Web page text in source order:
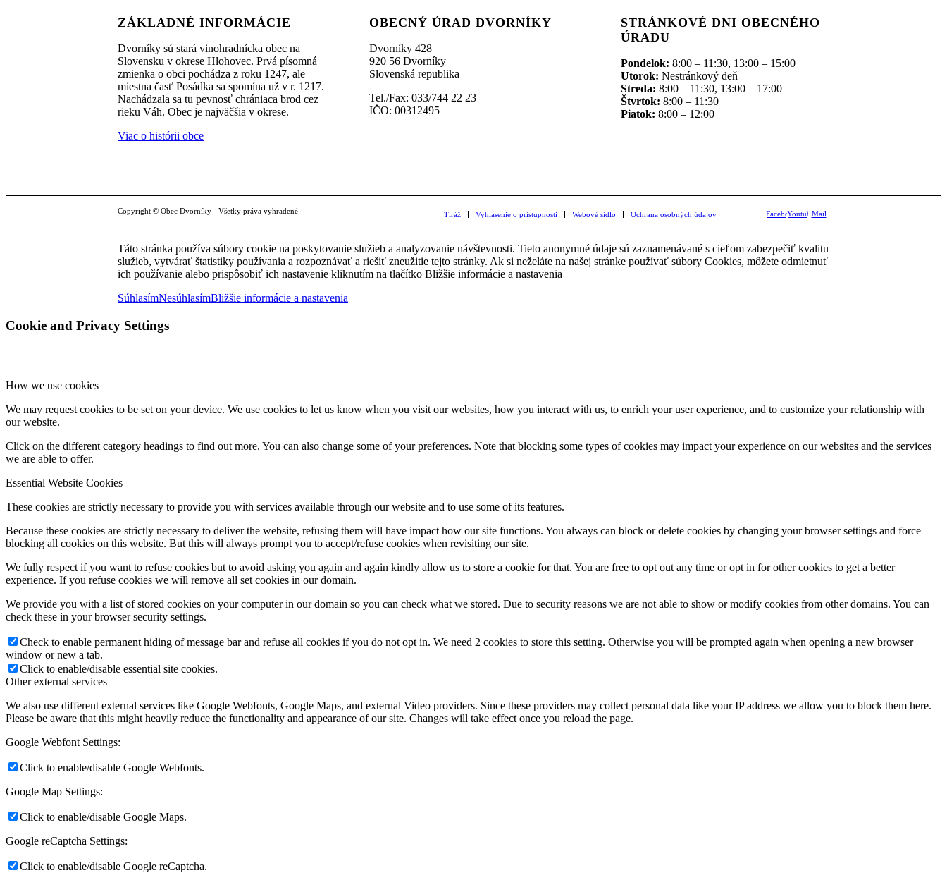
ZÁKLADNÉ INFORMÁCIE
Dvorníky sú stará vinohradnícka obec na
Slovensku v okrese Hlohovec. Prvá písomná
zmienka o obci pochádza z roku 1247, ale
miestna časť Posádka sa spomína už v r. 1217.
Nachádzala sa tu pevnosť chrániaca brod cez
rieku Váh. Obec je najväčšia v okrese.
Viac o histórii obce
OBECNÝ ÚRAD DVORNÍKY
Dvorníky 428
920 56 Dvorníky
Slovenská republika
Tel./Fax: 033/744 22 23
IČO: 00312495
STRÁNKOVÉ DNI OBECNÉHO
ÚRADU
Pondelok: 8:00 – 11:30, 13:00 – 15:00
Utorok: Nestránkový deň
Streda: 8:00 – 11:30, 13:00 – 17:00
Štvrtok: 8:00 – 11:30
Piatok: 8:00 – 12:00
Copyright © Obec Dvorníky - Všetky práva vyhradené FacebookYoutubeMail
Tiráž Vyhlásenie o prístupnosti Webové sídlo Ochrana osobných údajov
Táto stránka používa súbory cookie na poskytovanie služieb a analyzovanie návštevnosti. Tieto anonymné údaje sú zaznamenávané s cieľom zabezpečiť kvalitu
služieb, vytvárať štatistiky používania a rozpoznávať a riešiť zneužitie tejto stránky. Ak si neželáte na našej stránke používať súbory Cookies, môžete odmietnuť
ich používanie alebo prispôsobiť ich nastavenie kliknutím na tlačítko Bližšie informácie a nastavenia
SúhlasímNesúhlasímBližšie informácie a nastavenia
Cookie and Privacy Settings
How we use cookies
We may request cookies to be set on your device. We use cookies to let us know when you visit our websites, how you interact with us, to enrich your user experience, and to customize your relationship with
our website.
Click on the different category headings to find out more. You can also change some of your preferences. Note that blocking some types of cookies may impact your experience on our websites and the services
we are able to offer.
Essential Website Cookies
These cookies are strictly necessary to provide you with services available through our website and to use some of its features.
Because these cookies are strictly necessary to deliver the website, refusing them will have impact how our site functions. You always can block or delete cookies by changing your browser settings and force
blocking all cookies on this website. But this will always prompt you to accept/refuse cookies when revisiting our site.
We fully respect if you want to refuse cookies but to avoid asking you again and again kindly allow us to store a cookie for that. You are free to opt out any time or opt in for other cookies to get a better
experience. If you refuse cookies we will remove all set cookies in our domain.
We provide you with a list of stored cookies on your computer in our domain so you can check what we stored. Due to security reasons we are not able to show or modify cookies from other domains. You can
check these in your browser security settings.
Check to enable permanent hiding of message bar and refuse all cookies if you do not opt in. We need 2 cookies to store this setting. Otherwise you will be prompted again when opening a new browser
window or new a tab.
Click to enable/disable essential site cookies.
Other external services
We also use different external services like Google Webfonts, Google Maps, and external Video providers. Since these providers may collect personal data like your IP address we allow you to block them here.
Please be aware that this might heavily reduce the functionality and appearance of our site. Changes will take effect once you reload the page.
Google Webfont Settings:
Click to enable/disable Google Webfonts.
Google Map Settings:
Click to enable/disable Google Maps.
Google reCaptcha Settings:
Click to enable/disable Google reCaptcha.